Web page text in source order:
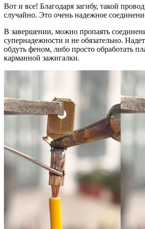
Вот и все! Благодаря загибу, такой
случайно. Это очень надежное
В завершении, можно пропаять
супернадежности и не обязательно.
обдуть феном, либо просто обработать
карманной зажигалки.